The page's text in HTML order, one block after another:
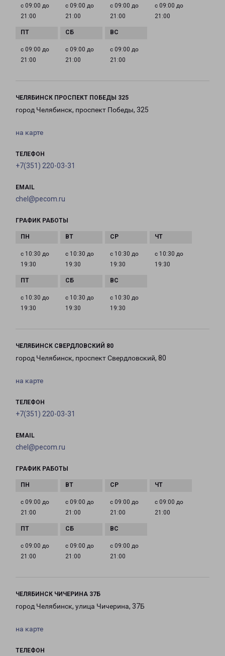
с 09:00 до
21:00
с 09:00 до
21:00
с 09:00 до
21:00
с 09:00 до
21:00
с 09:00 до
21:00
с 09:00 до
21:00
с 09:00 до
21:00
ЧЕЛЯБИНСК ПРОСПЕКТ ПОБЕДЫ 325
город Челябинск, проспект Победы, 325
на карте
ТЕЛЕФОН
+7(351) 220-03-31
EMAIL
chel@pecom.ru
ГРАФИК РАБОТЫ
с 10:30 до
19:30
с 10:30 до
19:30
с 10:30 до
19:30
с 10:30 до
19:30
с 10:30 до
19:30
с 10:30 до
19:30
с 10:30 до
19:30
ЧЕЛЯБИНСК СВЕРДЛОВСКИЙ 80
город Челябинск, проспект Свердловский, 80
на карте
ТЕЛЕФОН
+7(351) 220-03-31
EMAIL
chel@pecom.ru
ГРАФИК РАБОТЫ
с 09:00 до
21:00
с 09:00 до
21:00
с 09:00 до
21:00
с 09:00 до
21:00
с 09:00 до
21:00
с 09:00 до
21:00
с 09:00 до
21:00
ЧЕЛЯБИНСК ЧИЧЕРИНА 37Б
город Челябинск, улица Чичерина, 37Б
на карте
ТЕЛЕФОН